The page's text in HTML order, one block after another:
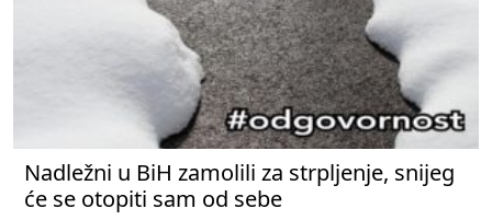
Nadležni u BiH zamolili za strpljenje, snijeg
će se otopiti sam od sebe